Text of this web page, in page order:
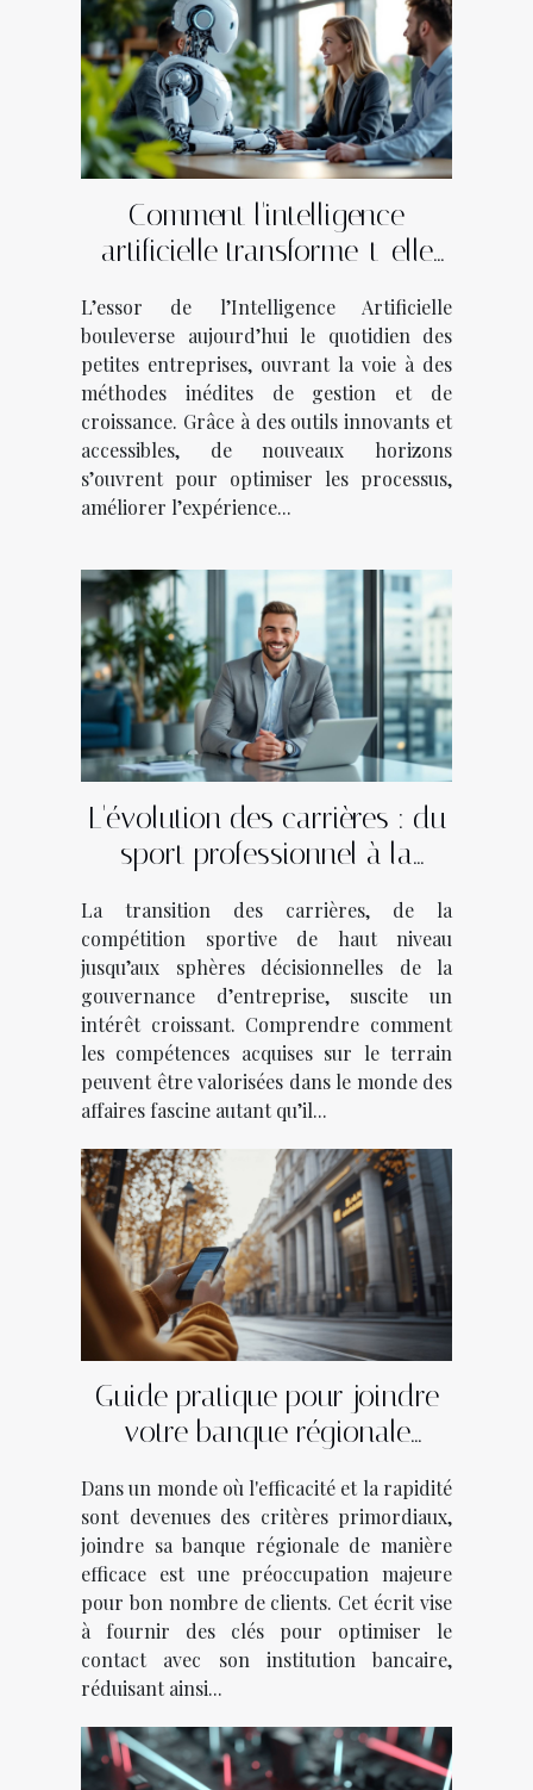
Comment l'intelligence
artificielle transforme-t-elle
L’essor de l’Intelligence Artificielle
bouleverse aujourd’hui le quotidien des
petites entreprises, ouvrant la voie à des
méthodes inédites de gestion et de
croissance. Grâce à des outils innovants et
accessibles, de nouveaux horizons
s’ouvrent pour optimiser les processus,
améliorer l’expérience...
L'évolution des carrières : du
sport professionnel à la
La transition des carrières, de la
compétition sportive de haut niveau
jusqu’aux sphères décisionnelles de la
gouvernance d’entreprise, suscite un
intérêt croissant. Comprendre comment
les compétences acquises sur le terrain
peuvent être valorisées dans le monde des
affaires fascine autant qu’il...
Guide pratique pour joindre
votre banque régionale
Dans un monde où l'efficacité et la rapidité
sont devenues des critères primordiaux,
joindre sa banque régionale de manière
efficace est une préoccupation majeure
pour bon nombre de clients. Cet écrit vise
à fournir des clés pour optimiser le
contact avec son institution bancaire,
réduisant ainsi...